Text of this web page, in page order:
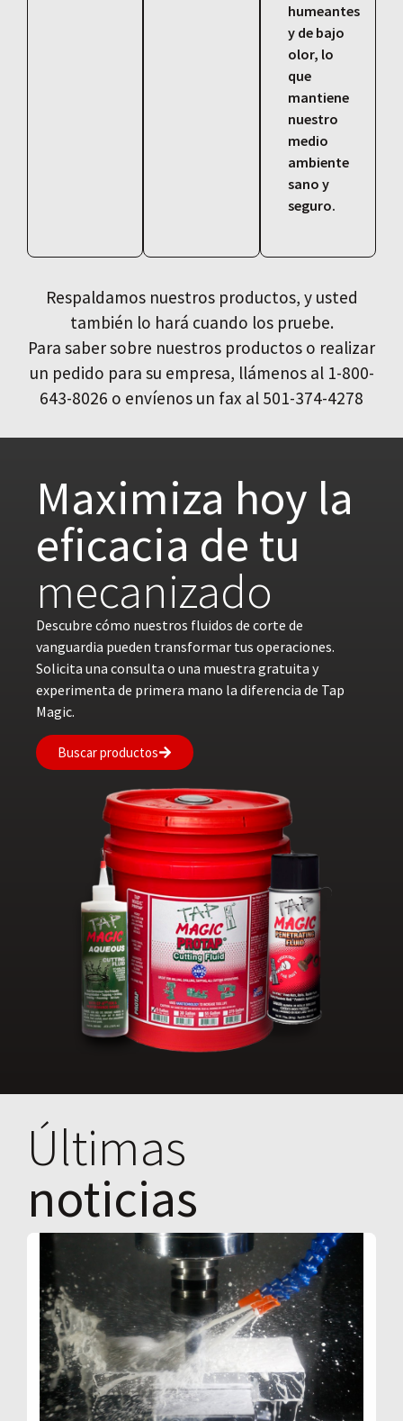
humeantes
y de bajo
olor, lo
que
mantiene
nuestro
medio
ambiente
sano y
seguro.
Respaldamos nuestros productos, y usted
también lo hará cuando los pruebe.
Para saber sobre nuestros productos o realizar
un pedido para su empresa, llámenos al 1-800-
643-8026 o envíenos un fax al 501-374-4278
Maximiza hoy la
eficacia de tu
mecanizado
Descubre cómo nuestros fluidos de corte de
vanguardia pueden transformar tus operaciones.
Solicita una consulta o una muestra gratuita y
experimenta de primera mano la diferencia de Tap
Magic.
Buscar productos
Últimas
noticias